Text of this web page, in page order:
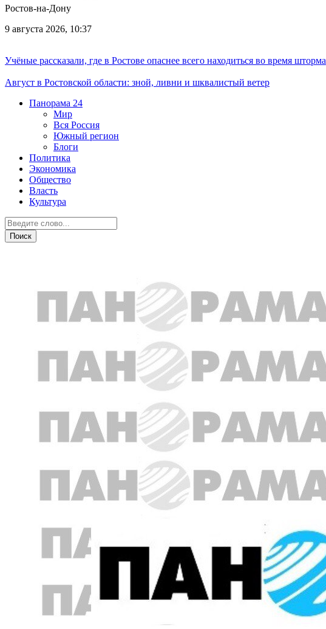
Ростов-на-Дону
9 августа 2026, 10:37
Учёные рассказали, где в Ростове опаснее всего находиться во время шторма
Август в Ростовской области: зной, ливни и шквалистый ветер
Панорама 24
Мир
Вся Россия
Южный регион
Блоги
Политика
Экономика
Общество
Власть
Культура